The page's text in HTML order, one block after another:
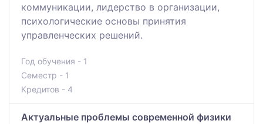
коммуникации, лидерство в организации,
психологические основы принятия
управленческих решений.
Год обучения - 1
Семестр - 1
Кредитов - 4
Актуальные проблемы современной физики